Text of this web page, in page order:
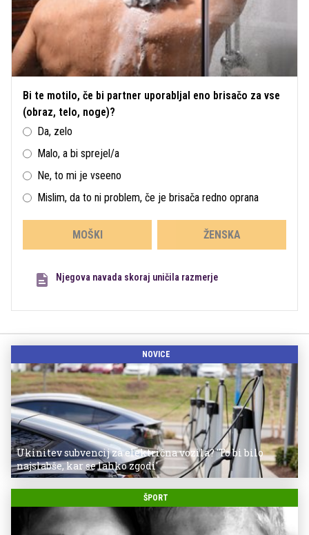
Bi te motilo, če bi partner uporabljal eno brisačo za vse
(obraz, telo, noge)?
Da, zelo
Malo, a bi sprejel/a
Ne, to mi je vseeno
Mislim, da to ni problem, če je brisača redno oprana
MOŠKI ŽENSKA
Njegova navada skoraj uničila razmerje
NOVICE
Ukinitev subvencij za električna vozila? 'To bi bilo
najslabše, kar se lahko zgodi'
ŠPORT